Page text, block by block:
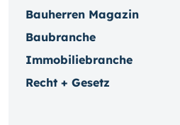
Bauherren Magazin
Baubranche
Immobiliebranche
Recht + Gesetz